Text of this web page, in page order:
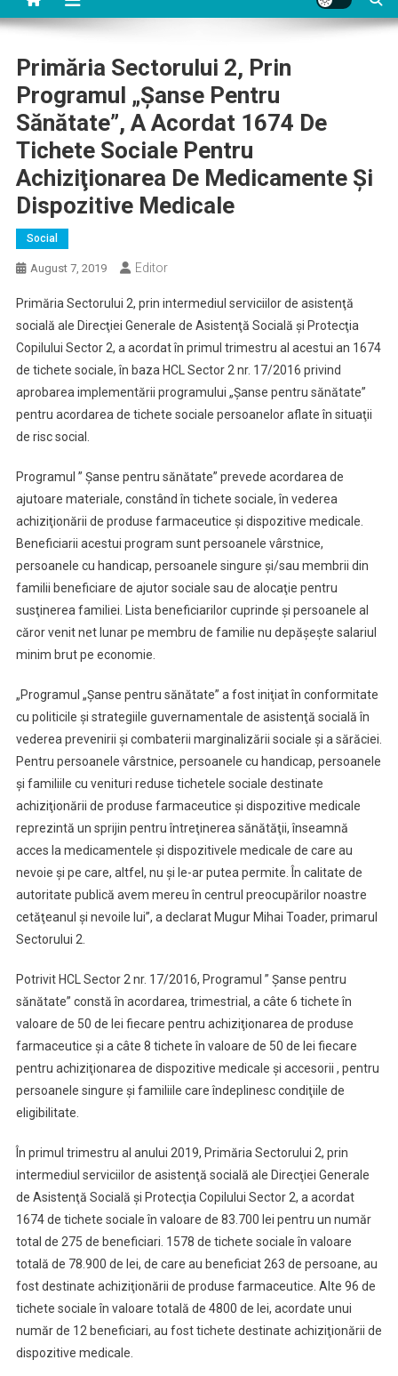
Primăria Sectorului 2, Prin
Programul „Şanse Pentru
Sănătate”, A Acordat 1674 De
Tichete Sociale Pentru
Achiziţionarea De Medicamente Şi
Dispozitive Medicale
Social
August 7, 2019 Editor
Primăria Sectorului 2, prin intermediul serviciilor de asistenţă
socială ale Direcţiei Generale de Asistenţă Socială şi Protecţia
Copilului Sector 2, a acordat în primul trimestru al acestui an 1674
de tichete sociale, în baza HCL Sector 2 nr. 17/2016 privind
aprobarea implementării programului „Şanse pentru sănătate”
pentru acordarea de tichete sociale persoanelor aflate în situaţii
de risc social.
Programul ” Şanse pentru sănătate” prevede acordarea de
ajutoare materiale, constând în tichete sociale, în vederea
achiziţionării de produse farmaceutice şi dispozitive medicale.
Beneficiarii acestui program sunt persoanele vârstnice,
persoanele cu handicap, persoanele singure şi/sau membrii din
familii beneficiare de ajutor sociale sau de alocaţie pentru
susţinerea familiei. Lista beneficiarilor cuprinde şi persoanele al
căror venit net lunar pe membru de familie nu depăşeşte salariul
minim brut pe economie.
„Programul „Şanse pentru sănătate” a fost iniţiat în conformitate
cu politicile şi strategiile guvernamentale de asistenţă socială în
vederea prevenirii şi combaterii marginalizării sociale şi a sărăciei.
Pentru persoanele vârstnice, persoanele cu handicap, persoanele
şi familiile cu venituri reduse tichetele sociale destinate
achiziţionării de produse farmaceutice şi dispozitive medicale
reprezintă un sprijin pentru întreţinerea sănătăţii, înseamnă
acces la medicamentele şi dispozitivele medicale de care au
nevoie şi pe care, altfel, nu şi le-ar putea permite. În calitate de
autoritate publică avem mereu în centrul preocupărilor noastre
cetăţeanul şi nevoile lui”, a declarat Mugur Mihai Toader, primarul
Sectorului 2.
Potrivit HCL Sector 2 nr. 17/2016, Programul ” Şanse pentru
sănătate” constă în acordarea, trimestrial, a câte 6 tichete în
valoare de 50 de lei fiecare pentru achiziţionarea de produse
farmaceutice şi a câte 8 tichete în valoare de 50 de lei fiecare
pentru achiziţionarea de dispozitive medicale şi accesorii , pentru
persoanele singure şi familiile care îndeplinesc condiţiile de
eligibilitate.
În primul trimestru al anului 2019, Primăria Sectorului 2, prin
intermediul serviciilor de asistenţă socială ale Direcţiei Generale
de Asistenţă Socială şi Protecţia Copilului Sector 2, a acordat
1674 de tichete sociale în valoare de 83.700 lei pentru un număr
total de 275 de beneficiari. 1578 de tichete sociale în valoare
totală de 78.900 de lei, de care au beneficiat 263 de persoane, au
fost destinate achiziţionării de produse farmaceutice. Alte 96 de
tichete sociale în valoare totală de 4800 de lei, acordate unui
număr de 12 beneficiari, au fost tichete destinate achiziţionării de
dispozitive medicale.